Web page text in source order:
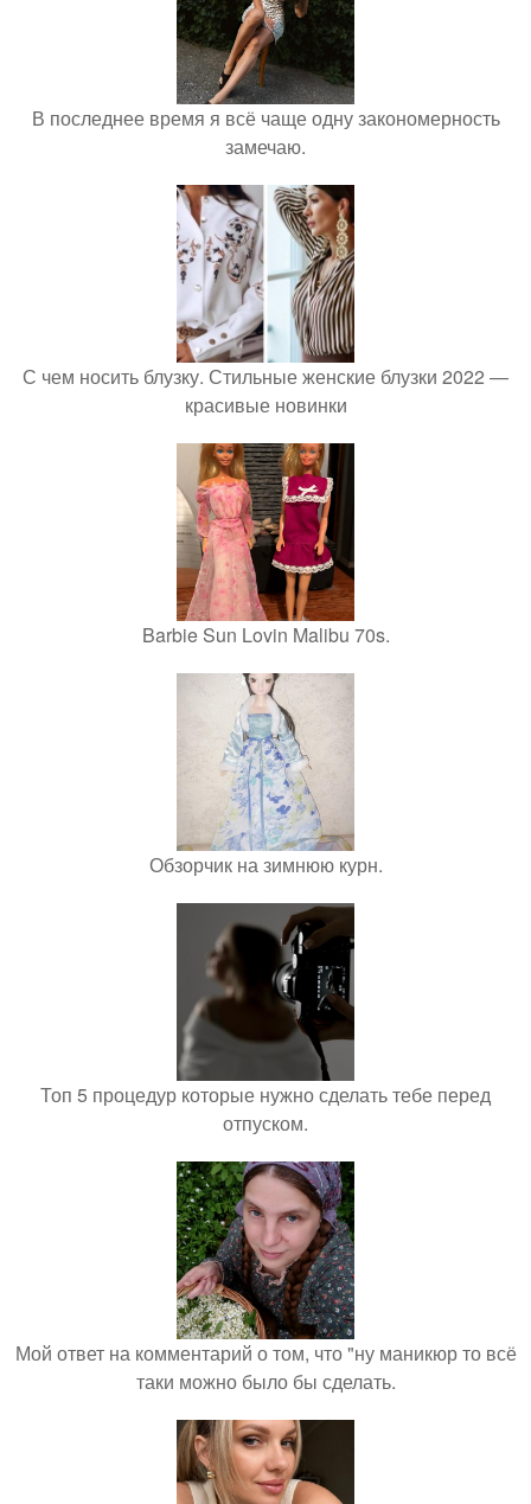
В последнее время я всё чаще одну закономерность
замечаю.
С чем носить блузку. Стильные женские блузки 2022 —
красивые новинки
Barbie Sun Lovin Malibu 70s.
Обзорчик на зимнюю курн.
Топ 5 процедур которые нужно сделать тебе перед
отпуском.
Мой ответ на комментарий о том, что "ну маникюр то всё
таки можно было бы сделать.